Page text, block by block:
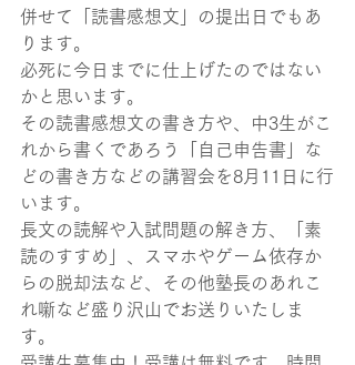
併せて「読書感想文」の提出日でもあ
ります。
必死に今日までに仕上げたのではない
かと思います。
その読書感想文の書き方や、中3生がこ
れから書くであろう「自己申告書」な
どの書き方などの講習会を8月11日に行
います。
長文の読解や入試問題の解き方、「素
読のすすめ」、スマホやゲーム依存か
らの脱却法など、その他塾長のあれこ
れ噺など盛り沢山でお送りいたしま
す。